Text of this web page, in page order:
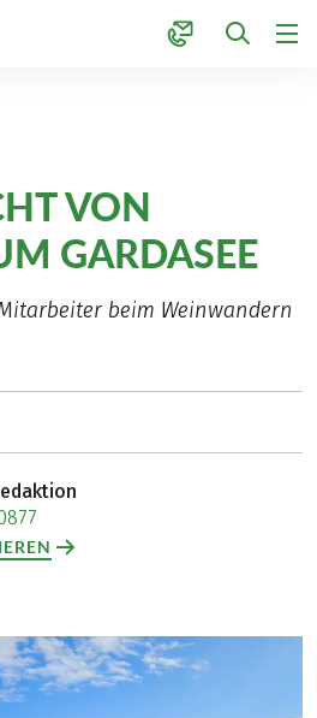
VON
GARDASEE
beim Weinwandern